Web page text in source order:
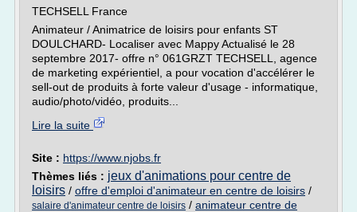
TECHSELL France
Animateur / Animatrice de loisirs pour enfants ST
DOULCHARD- Localiser avec Mappy Actualisé le 28
septembre 2017- offre n° 061GRZT TECHSELL, agence
de marketing expérientiel, a pour vocation d'accélérer le
sell-out de produits à forte valeur d'usage - informatique,
audio/photo/vidéo, produits...
Lire la suite
Site : https://www.njobs.fr
Thèmes liés : jeux d'animations pour centre de
loisirs / offre d'emploi d'animateur en centre de loisirs /
salaire d'animateur centre de loisirs / animateur centre de